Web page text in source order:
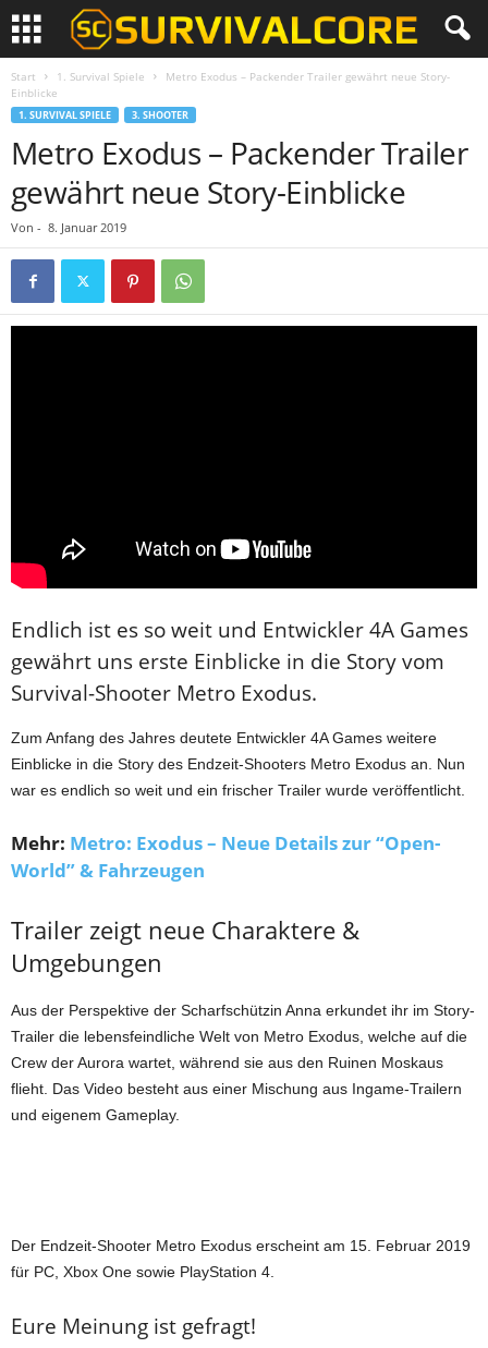
Start 1. Survival Spiele
Metro Exodus – Packender Trailer gewährt neue Story-
Einblicke
1. SURVIVAL SPIELE 3. SHOOTER
Metro Exodus – Packender Trailer
gewährt neue Story-Einblicke
Von - 8. Januar 2019
Endlich ist es so weit und Entwickler 4A Games
gewährt uns erste Einblicke in die Story vom
Survival-Shooter Metro Exodus.
Zum Anfang des Jahres deutete Entwickler 4A Games weitere
Einblicke in die Story des Endzeit-Shooters Metro Exodus an. Nun
war es endlich so weit und ein frischer Trailer wurde veröffentlicht.
Mehr: Metro: Exodus – Neue Details zur “Open-
World” & Fahrzeugen
Trailer zeigt neue Charaktere &
Umgebungen
Aus der Perspektive der Scharfschützin Anna erkundet ihr im Story-
Trailer die lebensfeindliche Welt von Metro Exodus, welche auf die
Crew der Aurora wartet, während sie aus den Ruinen Moskaus
flieht. Das Video besteht aus einer Mischung aus Ingame-Trailern
und eigenem Gameplay.
Der Endzeit-Shooter Metro Exodus erscheint am 15. Februar 2019
für PC, Xbox One sowie PlayStation 4.
Eure Meinung ist gefragt!